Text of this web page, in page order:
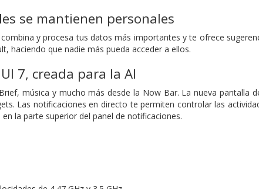
se mantienen personales
y procesa tus datos más importantes y te ofrece
haciendo que nadie más pueda acceder a ellos.
7, creada para la AI
música y mucho más desde la Now Bar. La nueva pantalla
Las notificaciones en directo te permiten controlar las
la parte superior del panel de notificaciones.